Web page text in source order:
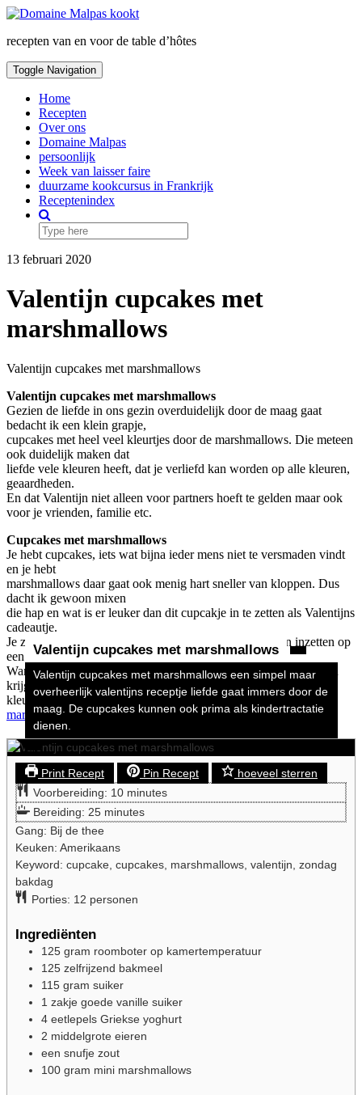
Skip
content
recepten van en voor de table d’hôtes
Toggle Navigation
Home
Recepten
Over ons
Domaine Malpas
persoonlijk
Week van laisser faire
duurzame kookcursus in Frankrijk
Receptenindex
13 februari 2020
Valentijn cupcakes met
marshmallows
Valentijn cupcakes met marshmallows
Valentijn cupcakes met marshmallows
Gezien de liefde in ons gezin overduidelijk door de maag gaat
bedacht ik een klein grapje,
cupcakes met heel veel kleurtjes door de marshmallows. Die meteen
ook duidelijk maken dat
liefde vele kleuren heeft, dat je verliefd kan worden op alle kleuren,
geaardheden.
En dat Valentijn niet alleen voor partners hoeft te gelden maar ook
voor je vrienden, familie etc.
Cupcakes met marshmallows
Je hebt cupcakes, iets wat bijna ieder mens niet te versmaden vindt
en je hebt
marshmallows daar gaat ook menig hart sneller van kloppen. Dus
dacht ik gewoon mixen
die hap en wat is er leuker dan dit cupcakje in te zetten als Valentijns
cadeautje.
Je zou ze trouwens ook als regenboog cupcakes kunnen inzetten op
een kinderpartijtje.
Want de marshmallows die je in de cupcakes doet smelten en dan
krijg je een leuk
kleurenpallet aan de binnenkant. Ik heb trouwensmini
marshmallowsgebruikt.
Valentijn cupcakes met marshmallows
Valentijn cupcakes met marshmallows een simpel maar
overheerlijk valentijns receptje liefde gaat immers door de
maag. De cupcakes kunnen ook prima als kindertractatie
dienen.
Print Recept Pin Recept
hoeveel sterren
Voorbereiding: 10 minutes
Bereiding: 25 minutes
Gang: Bij de thee
Keuken: Amerikaans
Keyword: cupcake, cupcakes, marshmallows, valentijn, zondag
bakdag
Porties: 12 personen
Ingrediënten
125 gram roomboter op kamertemperatuur
125 zelfrijzend bakmeel
115 gram suiker
1 zakje goede vanille suiker
4 eetlepels Griekse yoghurt
2 middelgrote eieren
een snufje zout
100 gram mini marshmallows